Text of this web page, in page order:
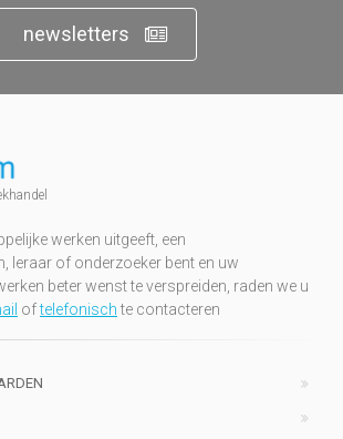
newsletters
werken uitgeeft, een
leraar of onderzoeker bent en uw
beter wenst te verspreiden, raden we u
oftelefonischte contacteren